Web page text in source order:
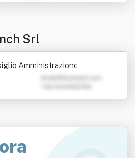
Srl
Amministrazione